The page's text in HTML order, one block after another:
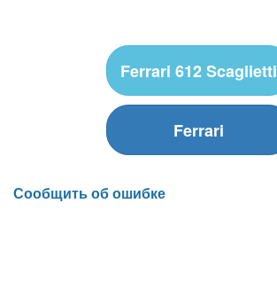
Ferrari 612 Scaglietti
Ferrari
Сообщить об ошибке